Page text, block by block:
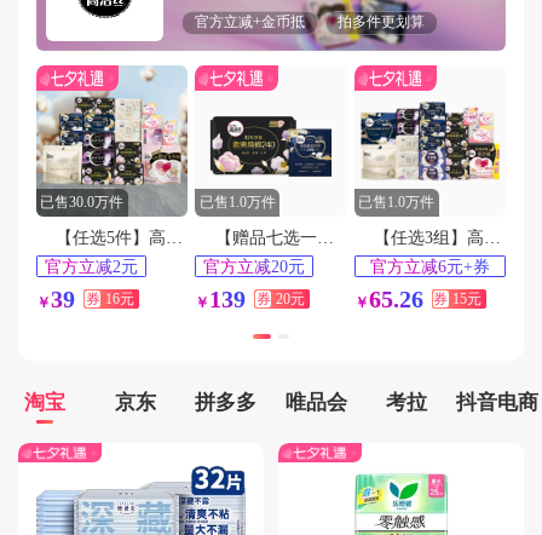
用户136****8943在5分钟前下单成功
用户147****2026在5分钟前下单成功
用户155****6063在6分钟前下单成功
用户138****4306在3分钟前下单成功
用户139****5109在8分钟前下单成功
用户147****8992在5分钟前下单成功
用户187****7552在4分钟前下单成功
用户189****5970在6分钟前下单成功
官方立减+金币抵
拍多件更划算
已售30.0万件
【任选5件】高洁丝海岛棉臻选纯棉卫生巾
官方立减2元
淘金币频道抵扣
0.52元
￥39 券 16元
已售1.0万件
【赠品七选一】高洁丝阳光烘烘卫生巾
官方立减20元
35天最低价
￥ 139 券 20元
已售1.0万件
【任选3组】高洁丝全系列任选3组
官方立减6元+券
15
41天最低价
￥65.26 券 15元
淘宝 京东 拼多多 唯品会 考拉 抖音电商